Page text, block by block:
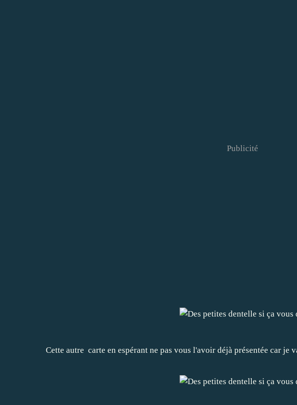
Publicité
Cette autre carte en espérant ne pas vous l'avoir déjà présentée car je